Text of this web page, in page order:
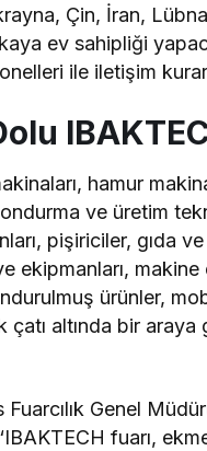
Çin, İran,
ev sahipliği
ile iletişim
hamur
ve üretim
pişiriciler, gıda
ekipmanları,
ürünler,
altında bir
Genel
fuarı,